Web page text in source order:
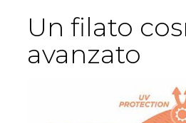
Un filato
avanzato